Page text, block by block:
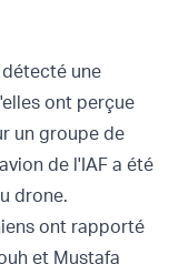
une
ont perçue
un groupe de
de l'IAF a été
drone.
ont rapporté
et Mustafa